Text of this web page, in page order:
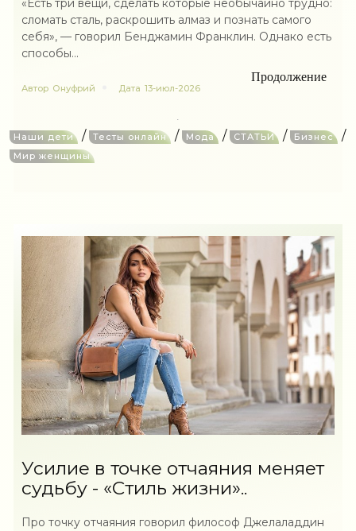
«Есть три вещи, сделать которые необычайно трудно:
сломать сталь, раскрошить алмаз и познать самого
себя», — говорил Бенджамин Франклин. Однако есть
способы...
Продолжение
Автор Онуфрий Дата 13-июл-2026
Наши дети / Тесты онлайн / Мода / СТАТЬИ / Бизнес /
Мир женщины
Усилие в точке отчаяния меняет
судьбу - «Стиль жизни»..
Про точку отчаяния говорил философ Джелаладдин